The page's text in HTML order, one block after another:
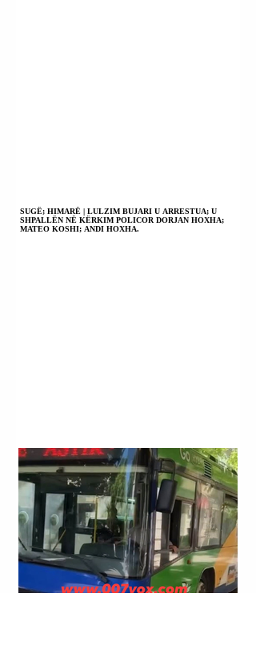
SUGË; HIMARË | LULZIM BUJARI U ARRESTUA; U
SHPALLËN NË KËRKIM POLICOR DORJAN HOXHA;
MATEO KOSHI; ANDI HOXHA.